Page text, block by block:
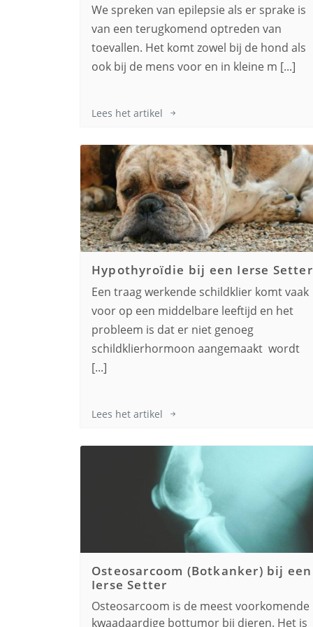
We spreken van epilepsie als er sprake is
van een terugkomend optreden van
toevallen. Het komt zowel bij de hond als
ook bij de mens voor en in kleine m [...]
Lees het artikel
Hypothyroïdie bij een Ierse Setter
Een traag werkende schildklier komt vaak
voor op een middelbare leeftijd en het
probleem is dat er niet genoeg
schildklierhormoon aangemaakt wordt
[...]
Lees het artikel
Osteosarcoom (Botkanker) bij een
Ierse Setter
Osteosarcoom is de meest voorkomende
kwaadaardige bottumor bij dieren. Het is